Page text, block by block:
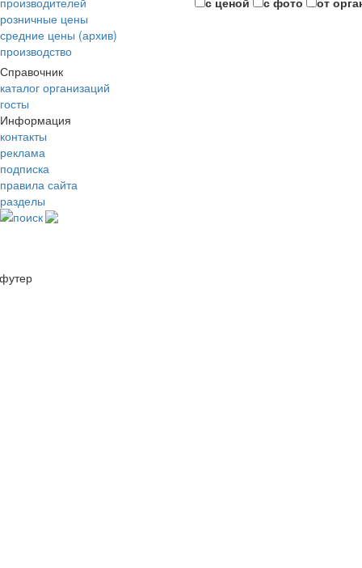
розничные цены
средние цены (архив)
производство
Справочник
каталог организаций
госты
Информация
контакты
реклама
подписка
правила сайта
разделы
поиск
футер